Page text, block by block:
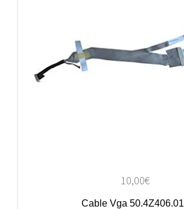
10,00€
Cable Vga